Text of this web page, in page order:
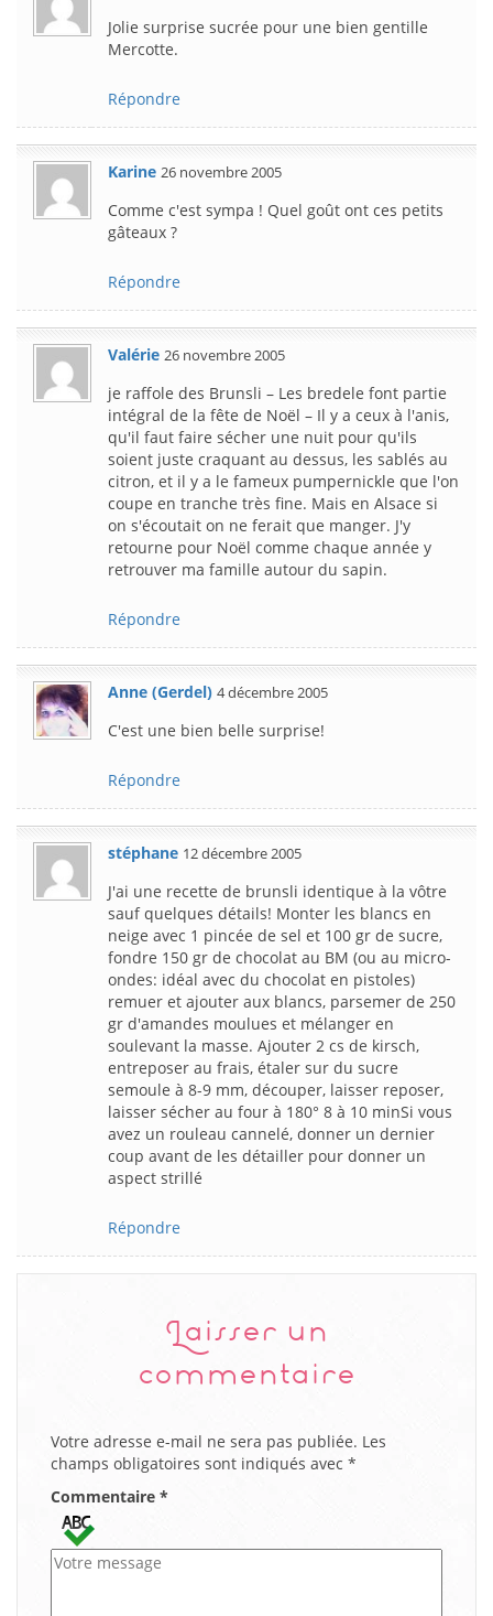
Jolie surprise sucrée pour une bien gentille
Mercotte.
Répondre
Karine 26 novembre 2005
Comme c'est sympa ! Quel goût ont ces petits
gâteaux ?
Répondre
Valérie 26 novembre 2005
je raffole des Brunsli – Les bredele font partie
intégral de la fête de Noël – Il y a ceux à l'anis,
qu'il faut faire sécher une nuit pour qu'ils
soient juste craquant au dessus, les sablés au
citron, et il y a le fameux pumpernickle que l'on
coupe en tranche très fine. Mais en Alsace si
on s'écoutait on ne ferait que manger. J'y
retourne pour Noël comme chaque année y
retrouver ma famille autour du sapin.
Répondre
Anne (Gerdel) 4 décembre 2005
C'est une bien belle surprise!
Répondre
stéphane 12 décembre 2005
J'ai une recette de brunsli identique à la vôtre
sauf quelques détails! Monter les blancs en
neige avec 1 pincée de sel et 100 gr de sucre,
fondre 150 gr de chocolat au BM (ou au micro-
ondes: idéal avec du chocolat en pistoles)
remuer et ajouter aux blancs, parsemer de 250
gr d'amandes moulues et mélanger en
soulevant la masse. Ajouter 2 cs de kirsch,
entreposer au frais, étaler sur du sucre
semoule à 8-9 mm, découper, laisser reposer,
laisser sécher au four à 180° 8 à 10 minSi vous
avez un rouleau cannelé, donner un dernier
coup avant de les détailler pour donner un
aspect strillé
Répondre
Laisser un
commentaire
Votre adresse e-mail ne sera pas publiée. Les
champs obligatoires sont indiqués avec *
Commentaire *